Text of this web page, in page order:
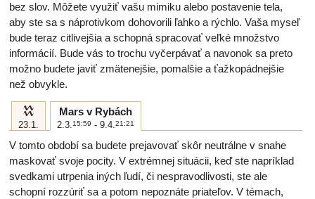
bez slov. Môžete využiť vašu mimiku alebo postavenie tela,
aby ste sa s náprotivkom dohovorili ľahko a rýchlo. Vaša myseľ
bude teraz citlivejšia a schopná spracovať veľké množstvo
informácií. Bude vás to trochu vyčerpávať a navonok sa preto
možno budete javiť zmätenejšie, pomalšie a ťažkopádnejšie
než obvykle.
k
23.1.
Mars v Rybách
2.3.15:59 - 9.4.21:21
V tomto období sa budete prejavovať skôr neutrálne v snahe
maskovať svoje pocity. V extrémnej situácii, keď ste napríklad
svedkami utrpenia iných ľudí, či nespravodlivosti, ste ale
schopní rozzúriť sa a potom nepoznáte priateľov. V témach,